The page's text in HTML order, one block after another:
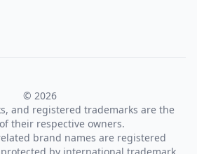
© 2026
and registered trademarks are the
their respective owners.
brand names are registered